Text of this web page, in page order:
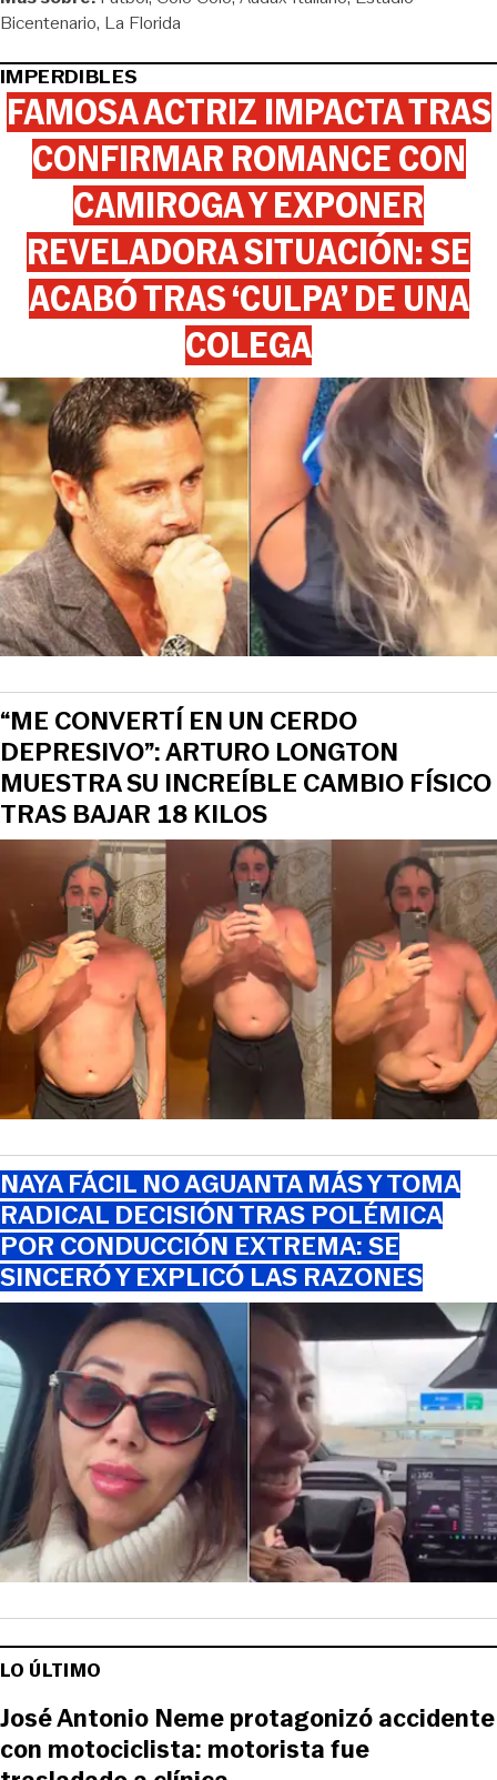
Bicentenario La Florida
IMPERDIBLES
FAMOSA ACTRIZ IMPACTA TRAS
CONFIRMAR ROMANCE CON
CAMIROGA Y EXPONER
REVELADORA SITUACIÓN: SE
ACABÓ TRAS ‘CULPA’ DE UNA
COLEGA
“ME CONVERTÍ EN UN CERDO
DEPRESIVO”: ARTURO LONGTON
MUESTRA SU INCREÍBLE CAMBIO FÍSICO
TRAS BAJAR 18 KILOS
NAYA FÁCIL NO AGUANTA MÁS Y TOMA
RADICAL DECISIÓN TRAS POLÉMICA
POR CONDUCCIÓN EXTREMA: SE
SINCERÓ Y EXPLICÓ LAS RAZONES
LO ÚLTIMO
José Antonio Neme protagonizó accidente
con motociclista: motorista fue